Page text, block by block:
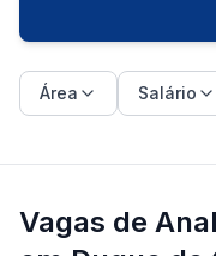
Área Salário
Vagas de